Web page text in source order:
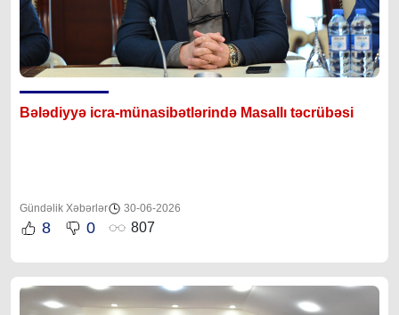
Bələdiyyə icra-münasibətlərində Masallı təcrübəsi
Gündəlik Xəbərlər 30-06-2026
8 0 807